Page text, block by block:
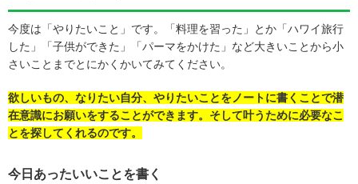
今度は「やりたいこと」です。「料理を習った」とか「ハワイ旅行
した」「子供ができた」「パーマをかけた」など大きいことから小
さいことまでとにかくかいてみてください。
欲しいもの、なりたい自分、やりたいことをノートに書くことで潜
在意識にお願いをすることができます。そして叶うために必要なこ
とを探してくれるのです。
今日あったいいことを書く